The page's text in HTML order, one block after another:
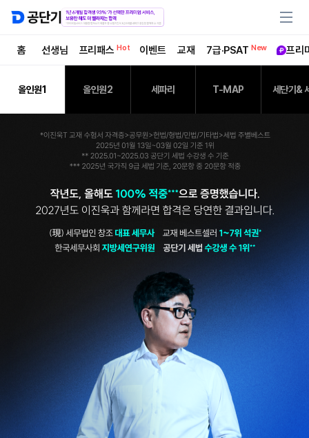
홈 선생님 프리패스 Hot 이벤트 교재 7급·PSAT New 프리
올인원1 올인원2 세파리 T-MAP 세단기&